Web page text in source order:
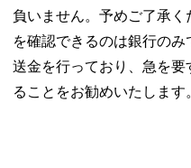
負いません。予めご了承
を確認できるのは銀行の
送金を行っており、急を
ることをお勧めいたします。